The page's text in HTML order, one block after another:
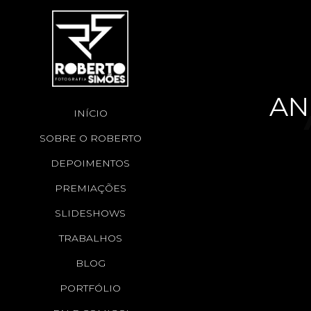
INÍCIO
SOBRE O ROBERTO
DEPOIMENTOS
PREMIAÇÕES
SLIDESHOWS
TRABALHOS
BLOG
PORTFÓLIO